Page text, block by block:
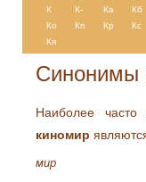
К К- Ка Кб
Ко
Кп Кр Кс
Кя
Синонимы
Наиболее часто
киномир
мир